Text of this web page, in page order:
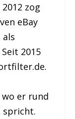
zog
eBay
2015
er rund
spricht.